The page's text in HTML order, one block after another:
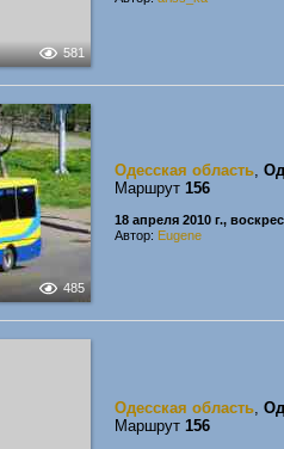
581
485
Одесская область,
Маршрут 156
18 апреля 2010 г.,
Автор: Eugene
Одесская область,
Маршрут 156